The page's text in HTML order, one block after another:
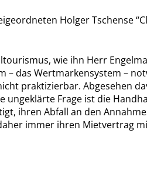
Holger Tschense
wie ihn Herr
– das Wertmarkensystem –
praktizierbar. Abgesehen
ungeklärte Frage ist die
ihren Abfall an den
immer ihren Mietvertrag